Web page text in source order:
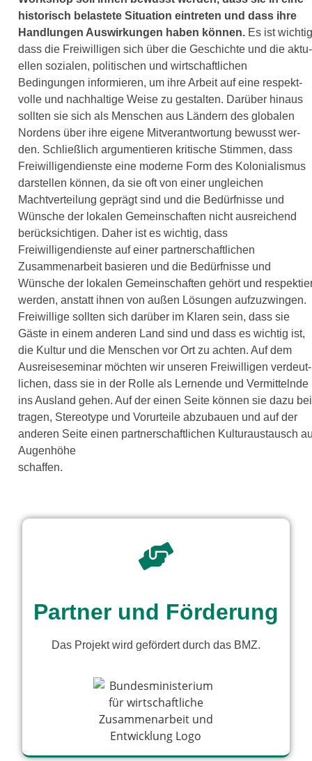
his­to­risch belas­te­te Situation ein­tre­ten und dass ihre
Handlungen Auswirkungen haben kön­nen. Es ist
dass die Freiwilligen sich über die Geschichte und die aktu­
el­len sozia­len, poli­ti­schen und wirt­schaft­li­chen
Bedingungen infor­mie­ren, um ihre Arbeit auf eine respekt­
vol­le und nach­hal­ti­ge Weise zu gestal­ten. Darüber hin­aus
soll­ten sie sich als Menschen aus Ländern des glo­ba­len
Nordens über ihre eige­ne Mitverantwortung bewusst wer­
den. Schließlich argu­men­tie­ren kri­ti­sche Stimmen, dass
Freiwilligendienste eine moder­ne Form des Kolonialismus
dar­stel­len kön­nen, da sie oft von einer unglei­chen
Machtverteilung geprägt sind und die Bedürfnisse und
Wünsche der loka­len Gemeinschaften nicht aus­rei­chend
berück­sich­ti­gen. Daher ist es wich­tig, dass
Freiwilligendienste auf einer part­ner­schaft­li­chen
Zusammenarbeit basie­ren und die Bedürfnisse und
Wünsche der loka­len Gemeinschaften gehört und
wer­den, anstatt ihnen von außen Lösungen auf­zu­zwin­gen.
Freiwillige soll­ten sich dar­über im Klaren sein, dass sie
Gäste in einem ande­ren Land sind und dass es wich­tig ist,
die Kultur und die Menschen vor Ort zu ach­ten. Auf dem
Ausreiseseminar möch­ten wir unse­ren Freiwilligen ver­deut­
li­chen, dass sie in der Rolle als Lernende und Vermittelnde
ins Ausland gehen. Auf der einen Seite kön­nen sie dazu
tra­gen, Stereotype und Vorurteile abzu­bau­en und auf der
ande­ren Seite einen part­ner­schaft­li­chen Kulturaustausch
Augenhöhe
schaf­fen.
Partner und Förderung
Das Projekt wird geför­dert durch das BMZ.